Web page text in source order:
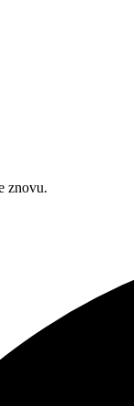
znovu.